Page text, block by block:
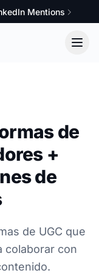
Mentions
de
+
de
de UGC que
colaborar con